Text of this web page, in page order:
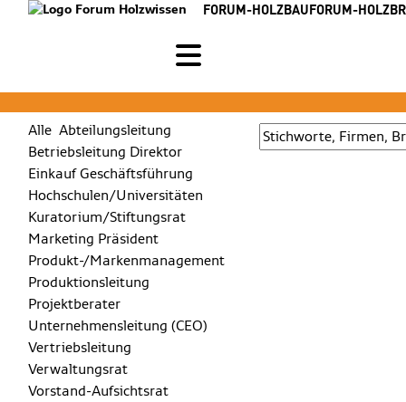
FORUM-HOLZBAUFORUM-
Alle Abteilungsleitung
Betriebsleitung Direktor
EinkaufGeschäftsführung
Hochschulen/Universitäten
Kuratorium/Stiftungsrat
Marketing Präsident
Produkt-/Markenmanagement
Produktionsleitung
Projektberater
Unternehmensleitung (CEO)
Vertriebsleitung
Verwaltungsrat
Vorstand-Aufsichtsrat